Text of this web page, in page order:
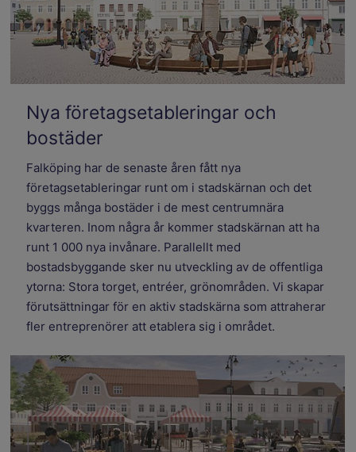
Nya företagsetableringar och
bostäder
Falköping har de senaste åren fått nya
företagsetableringar runt om i stadskärnan och det
byggs många bostäder i de mest centrumnära
kvarteren. Inom några år kommer stadskärnan att ha
runt 1 000 nya invånare. Parallellt med
bostadsbyggande sker nu utveckling av de offentliga
ytorna: Stora torget, entréer, grönområden. Vi skapar
förutsättningar för en aktiv stadskärna som attraherar
fler entreprenörer att etablera sig i området.